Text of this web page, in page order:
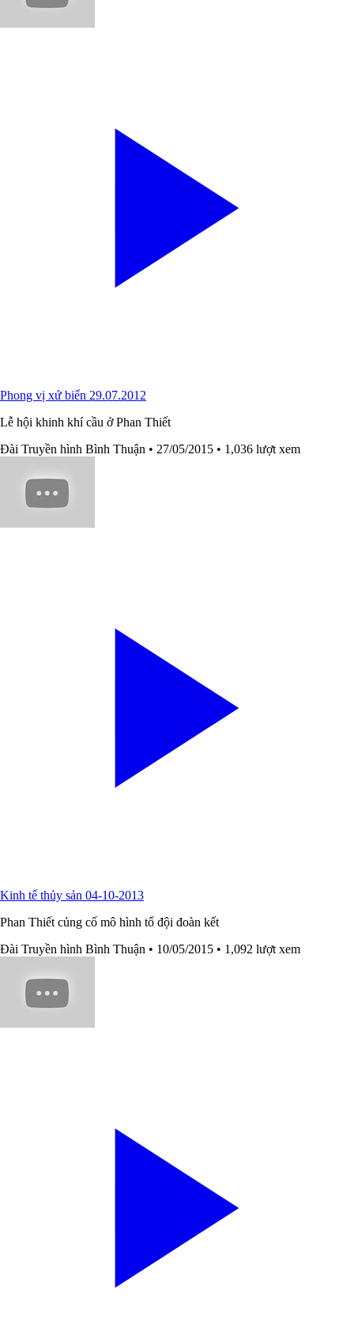
Phong vị xứ biển 29.07.2012
Lễ hội khinh khí cầu ở Phan Thiết
Đài Truyền hình Bình Thuận • 27/05/2015 • 1,036 lượt xem
Kinh tế thủy sản 04-10-2013
Phan Thiết củng cố mô hình tổ đội đoàn kết
Đài Truyền hình Bình Thuận • 10/05/2015 • 1,092 lượt xem